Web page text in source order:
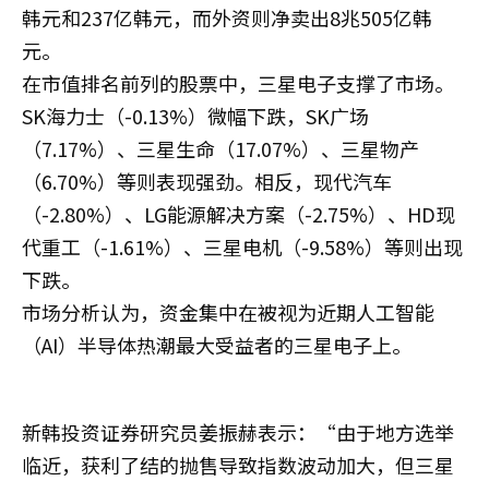
韩元和237亿韩元，而外资则净卖出8兆505亿韩
元。
在市值排名前列的股票中，三星电子支撑了市场。
SK海力士（-0.13%）微幅下跌，SK广场
（7.17%）、三星生命（17.07%）、三星物产
（6.70%）等则表现强劲。相反，现代汽车
（-2.80%）、LG能源解决方案（-2.75%）、HD现
代重工（-1.61%）、三星电机（-9.58%）等则出现
下跌。
市场分析认为，资金集中在被视为近期人工智能
（AI）半导体热潮最大受益者的三星电子上。
新韩投资证券研究员姜振赫表示：“由于地方选举
临近，获利了结的抛售导致指数波动加大，但三星